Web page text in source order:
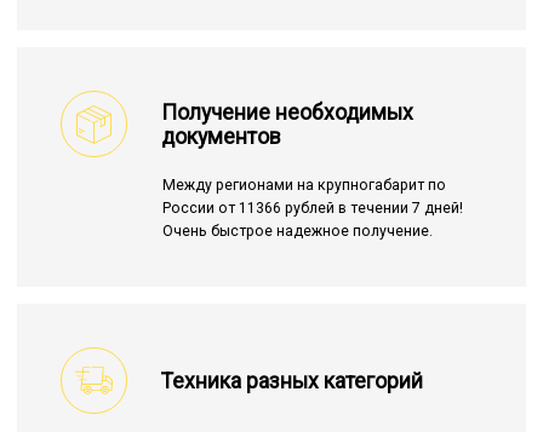
Получение необходимых
документов
Между регионами на крупногабарит по
России от 11366 рублей в течении 7 дней!
Очень быстрое надежное получение.
Техника разных категорий